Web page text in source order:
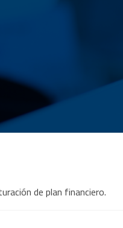
de plan financiero.